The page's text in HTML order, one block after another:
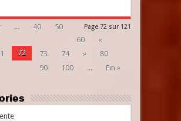
Page 72 sur 121
... 40
50
60
«
72 73 74 »
80
90
100 ... Fin »